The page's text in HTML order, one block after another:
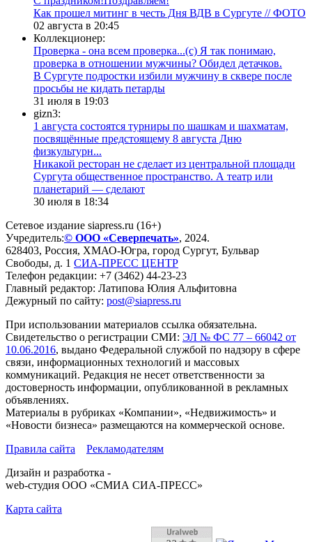
Как прошел митинг в честь Дня ВДВ в Сургуте // ФОТО
02 августа в 20:45
Коллекционер:
Проверка - она всем проверка...(с) Я так понимаю,
проверка в отношении мужчины? Обидел детачков.
В Сургуте подростки избили мужчину в сквере после
просьбы не кидать петарды
31 июля в 19:03
gizn3:
1 августа состоятся турниры по шашкам и шахматам,
посвящённые предстоящему 8 августа Дню
физкультурн...
​Никакой ресторан не сделает из центральной площади
Сургута общественное пространство. А театр или
планетарий — сделают
30 июля в 18:34
Сетевое издание siapress.ru (16+)
Учредитель:© ООО «Северпечать», 2024.
628403, Россия, ХМАО-Югра, город Сургут, Бульвар
Свободы, д. 1 СИА-ПРЕСС ЦЕНТР
Телефон редакции: +7 (3462) 44-23-23
Главный редактор: Латипова Юлия Альфитовна
Дежурный по сайту: post@siapress.ru
При использовании материалов ссылка обязательна.
Свидетельство о регистрации СМИ: ЭЛ № ФС 77 – 66042 от
10.06.2016, выдано Федеральной службой по надзору в сфере
связи, информационных технологий и массовых
коммуникаций. Редакция не несет ответственности за
достоверность информации, опубликованной в рекламных
объявлениях.
Материалы в рубриках «Компании», «Недвижимость» и
«Новости бизнеса» размещаются на коммерческой основе.
Правила сайта
Рекламодателям
Дизайн и разработка -
web-студия ООО «СМИА СИА-ПРЕСС»
Карта сайта